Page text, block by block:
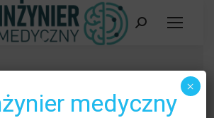
Szukaj:
Ogólnopolskie Forum
medyczny
×